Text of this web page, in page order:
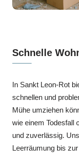
Schnelle
In Sankt Leon-Rot
schnellen und
Mühe umziehen
wie einem Todesfall
und zuverlässig.
Leerräumung bis